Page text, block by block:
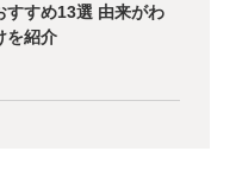
すすめ13選 由来がわ
を紹介